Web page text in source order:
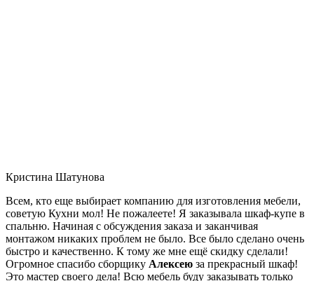
Кристина Шатунова
Всем, кто еще выбирает компанию для изготовления мебели,
советую Кухни мол! Не пожалеете! Я заказывала шкаф-купе в
спальню. Начиная с обсуждения заказа и заканчивая
монтажом никаких проблем не было. Все было сделано очень
быстро и качественно. К тому же мне ещё скидку сделали!
Огромное спасибо сборщику Алексею за прекрасный шкаф!
Это мастер своего дела! Всю мебель буду заказывать только